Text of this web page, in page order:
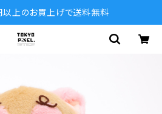
上のお買上げで送料無料